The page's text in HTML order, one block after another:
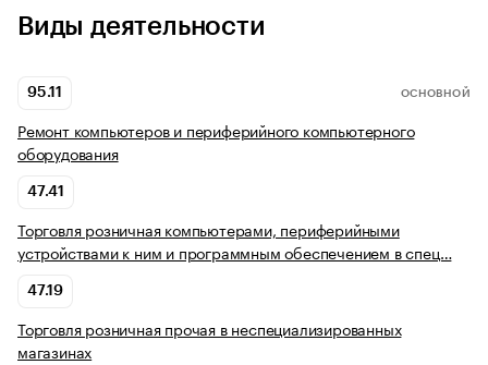
Виды деятельности
95.11 ОСНОВНОЙ
Ремонт компьютеров и периферийного компьютерного
оборудования
47.41
Торговля розничная компьютерами, периферийными
устройствами к ним и программным обеспечением в спец…
47.19
Торговля розничная прочая в неспециализированных
магазинах